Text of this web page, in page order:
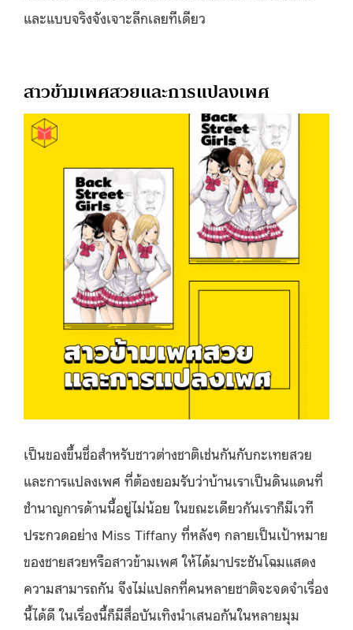
และแบบจริงจังเจาะลึกเลยทีเดียว
สาวข้ามเพศสวยและการแปลงเพศ
เป็นของขึ้นชื่อสำหรับชาวต่างชาติเช่นกันกับกะเทยสวย
และการแปลงเพศ ที่ต้องยอมรับว่าบ้านเราเป็นดินแดนที่
ชำนาญการด้านนี้อยู่ไม่น้อย ในขณะเดียวกันเราก็มีเวที
ประกวดอย่าง Miss Tiffany ที่หลังๆ กลายเป็นเป้าหมาย
ของชายสวยหรือสาวข้ามเพศ ให้ได้มาประชันโฉมแสดง
ความสามารถกัน จึงไม่แปลกที่คนหลายชาติจะจดจำเรื่อง
นี้ได้ดี ในเรื่องนี้ก็มีสื่อบันเทิงนำเสนอกันในหลายมุม